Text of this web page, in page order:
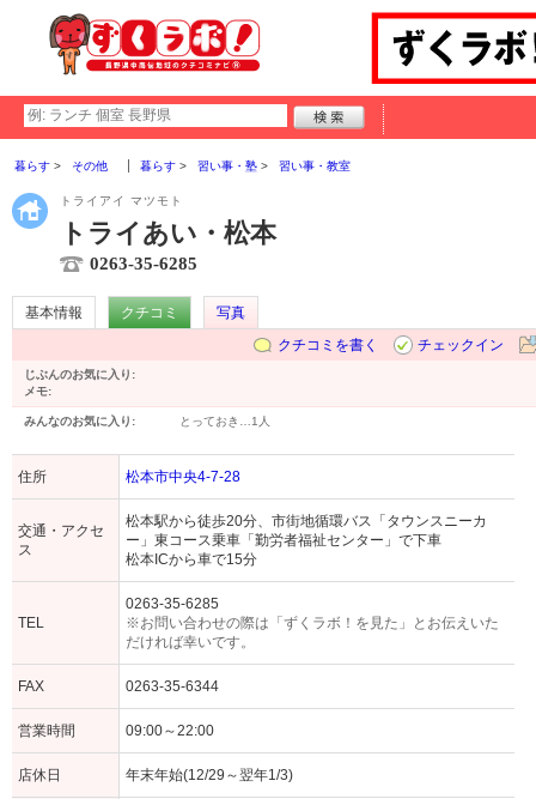
暮らす その他 暮らす 習い事・塾 習い事・教室
トライアイ マツモト
トライあい・松本
0263-35-6285
基本情報 クチコミ
写真
クチコミを書く
チェックイン
じぶんのお気に入り:
メモ:
みんなのお気に入り: とっておき… 1人
住所 松本市中央4-7-28
交通・アクセ
ス
松本駅から徒歩20分、市街地循環バス「タウンスニーカ
ー」東コース乗車「勤労者福祉センター」で下車
松本ICから車で15分
TEL
0263-35-6285
※お問い合わせの際は「ずくラボ！を見た」とお伝えいた
だければ幸いです。
FAX 0263-35-6344
営業時間 09:00～22:00
店休日 年末年始(12/29～翌年1/3)